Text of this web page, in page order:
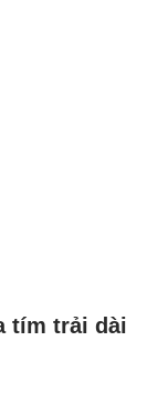
tím trải dài